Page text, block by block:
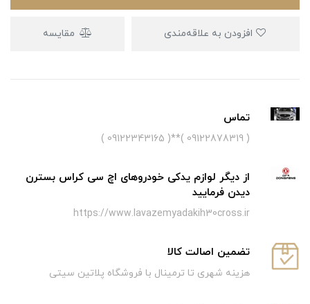
مقایسه
تماس
( 09122878319 )**( 09122343165 )
از دیگر لوازم یدکی خودروهای اچ سی کراس بسترن
دیدن فرمایید
https://www.lavazemyadakih30cross.ir
تضمین اصالت کالا
هزینه شهری تا ترمینال با فروشگاه پلاتین سیتی